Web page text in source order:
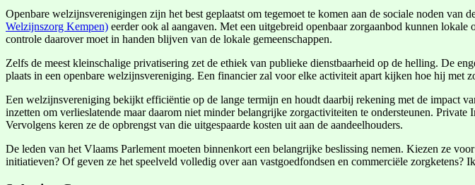
Openbare welzijnsverenigingen zijn het best geplaatst om tegemoet te komen aan de sociale noden van
Welzijnszorg Kempen) eerder ook al aangaven. Met een uitgebreid openbaar zorgaanbod kunnen
controle daarover moet in handen blijven van de lokale gemeenschappen.
Zelfs de meest kleinschalige privatisering zet de ethiek van publieke dienstbaarheid op de helling. De
plaats in een openbare welzijnsvereniging. Een financier zal voor elke activiteit apart kijken hoe hij
Een welzijnsvereniging bekijkt efficiëntie op de lange termijn en houdt daarbij rekening met de impact
inzetten om verlieslatende maar daarom niet minder belangrijke zorgactiviteiten te ondersteunen.
Vervolgens keren ze de opbrengst van die uitgespaarde kosten uit aan de aandeelhouders.
De leden van het Vlaams Parlement moeten binnenkort een belangrijke beslissing nemen. Kiezen ze
initiatieven? Of geven ze het speelveld volledig over aan vastgoedfondsen en commerciële